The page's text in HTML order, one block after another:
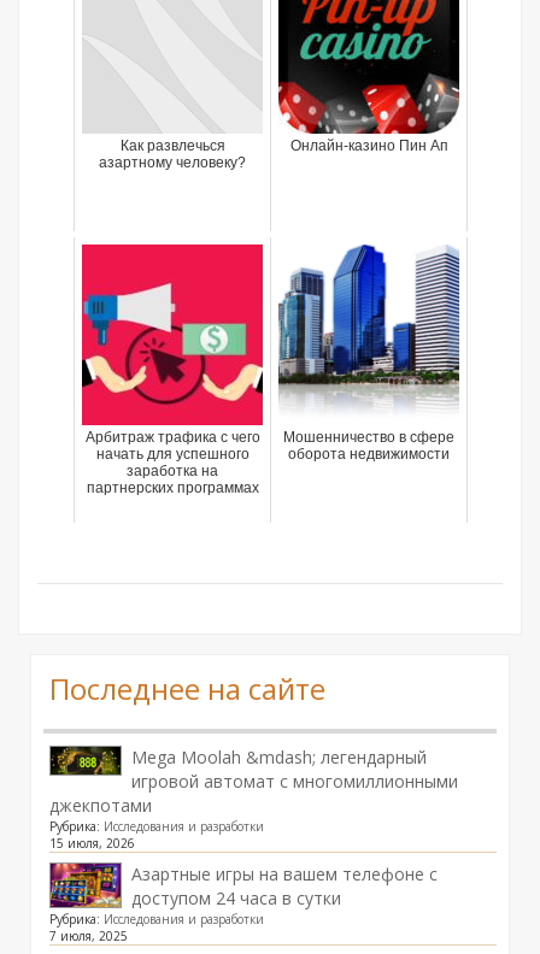
Как развлечься
азартному человеку?
Онлайн-казино Пин Ап
Арбитраж трафика с чего
начать для успешного
заработка на
партнерских программах
Мошенничество в сфере
оборота недвижимости
Последнее на сайте
Mega Moolah &mdash; легендарный
игровой автомат с многомиллионными
джекпотами
Рубрика: Исследования и разработки
15 июля, 2026
Азартные игры на вашем телефоне с
доступом 24 часа в сутки
Рубрика: Исследования и разработки
7 июля, 2025